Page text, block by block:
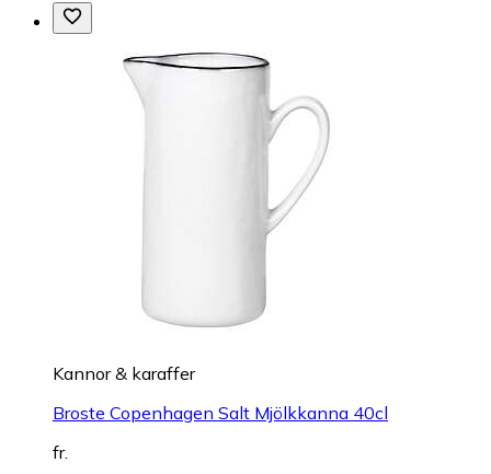
Kannor & karaffer
Broste Copenhagen Salt Mjölkkanna 40cl
fr.